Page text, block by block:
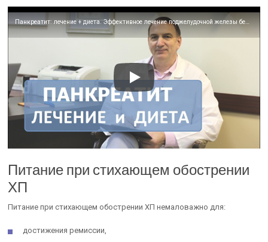
Панкреатит: лечение + диета. Эффективное лечение поджелудочной железы без лекарств или лекарствами.
Питание при стихающем обострении
ХП
Питание при стихающем обострении ХП немаловажно для:
достижения ремиссии,